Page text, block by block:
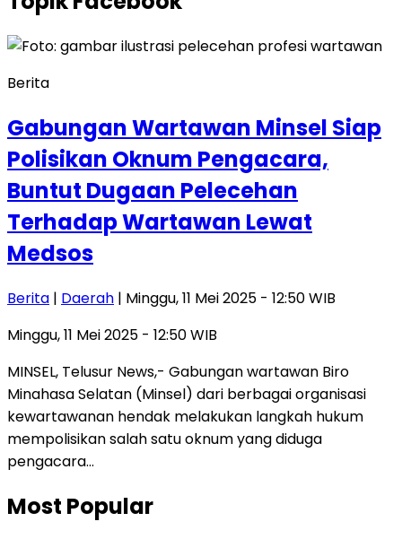
Berita
Gabungan Wartawan Minsel Siap
Polisikan Oknum Pengacara,
Buntut Dugaan Pelecehan
Terhadap Wartawan Lewat
Medsos
Berita | Daerah | Minggu, 11 Mei 2025 - 12:50 WIB
Minggu, 11 Mei 2025 - 12:50 WIB
MINSEL, Telusur News,- Gabungan wartawan Biro
Minahasa Selatan (Minsel) dari berbagai organisasi
kewartawanan hendak melakukan langkah hukum
mempolisikan salah satu oknum yang diduga
pengacara…
Most Popular